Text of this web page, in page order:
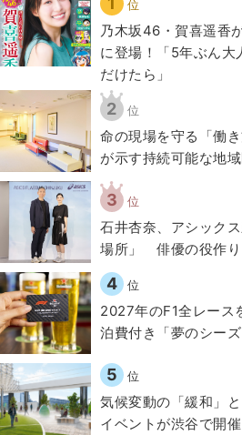
位
乃木坂46・賀喜遥香
に登場！「5年ぶん大
だけたら」
2 位
命の現場を守る「働
が示す持続可能な地域
3 位
石井杏奈、アシック
場所」 俳優の役作り
4 位
2027年のF1全レース
泊費付き「夢のシー
5 位
気候変動の「緩和」
イベントが渋谷で開